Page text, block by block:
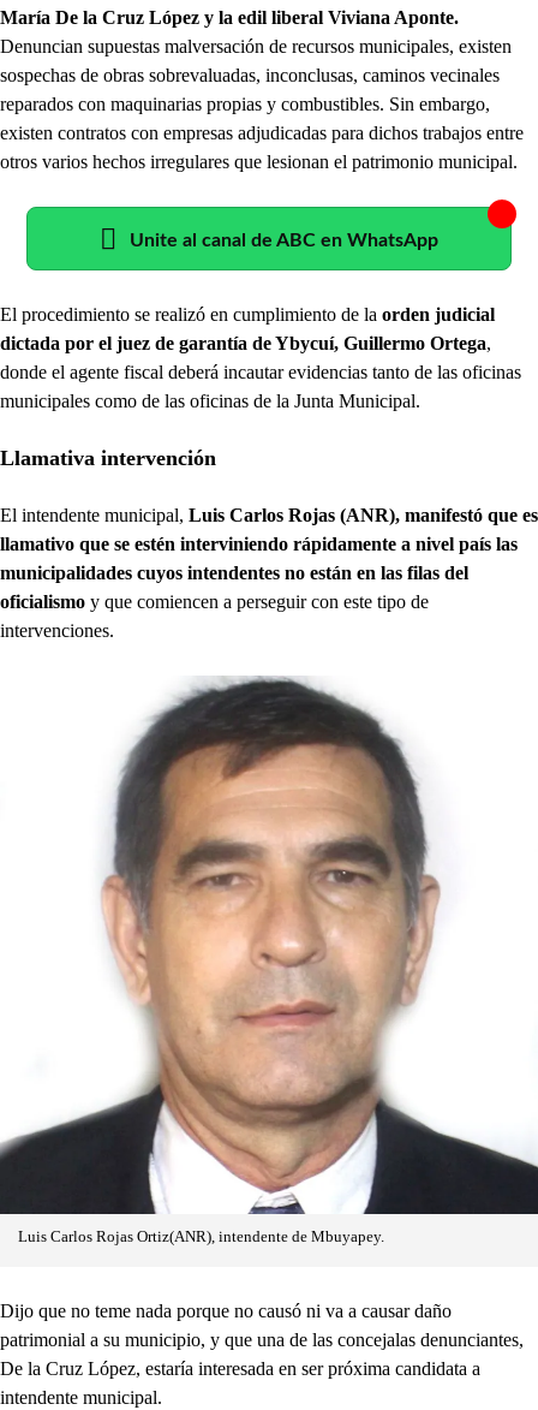
María De la Cruz López y la edil liberal Viviana Aponte.
Denuncian supuestas malversación de recursos municipales, existen
sospechas de obras sobrevaluadas, inconclusas, caminos vecinales
reparados con maquinarias propias y combustibles. Sin embargo,
existen contratos con empresas adjudicadas para dichos trabajos entre
otros varios hechos irregulares que lesionan el patrimonio municipal.
Unite al canal de ABC en WhatsApp
El procedimiento se realizó en cumplimiento de la orden judicial
dictada por el juez de garantía de Ybycuí, Guillermo Ortega,
donde el agente fiscal deberá incautar evidencias tanto de las oficinas
municipales como de las oficinas de la Junta Municipal.
Llamativa intervención
El intendente municipal, Luis Carlos Rojas (ANR), manifestó que es
llamativo que se estén interviniendo rápidamente a nivel país las
municipalidades cuyos intendentes no están en las filas del
oficialismo y que comiencen a perseguir con este tipo de
intervenciones.
Luis Carlos Rojas Ortiz(ANR), intendente de Mbuyapey.
Dijo que no teme nada porque no causó ni va a causar daño
patrimonial a su municipio, y que una de las concejalas denunciantes,
De la Cruz López, estaría interesada en ser próxima candidata a
intendente municipal.